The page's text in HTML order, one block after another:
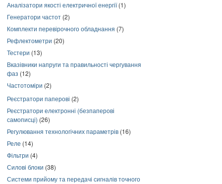
Аналізатори якості електричної енергії(1)
Генератори частот (2)
Комплекти перевірочного обладнання (7)
Рефлектометри (20)
Тестери (13)
Вказівники напруги та правильності чергування
фаз (12)
Частотоміри (2)
Реєстратори паперові (2)
Реєстратори електронні (безпаперові
самописці) (26)
Регулювання технологічних параметрів (16)
Реле (14)
Фільтри (4)
Силові блоки (38)
Системи прийому та передачі сигналів точного